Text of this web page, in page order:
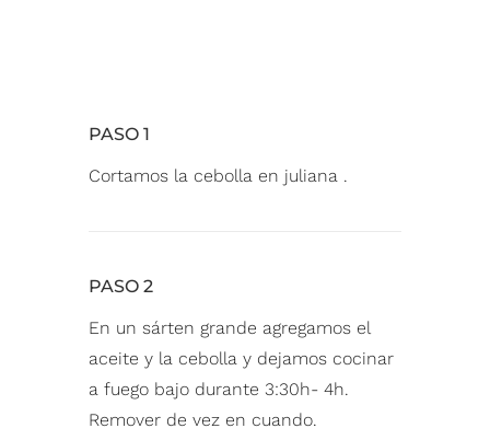
PASO 1
Cortamos la cebolla en juliana ⁠ .
PASO 2
En un sárten grande agregamos el
aceite y la cebolla y dejamos cocinar
a fuego bajo durante 3:30h- 4h.
Remover de vez en cuando. ⁠